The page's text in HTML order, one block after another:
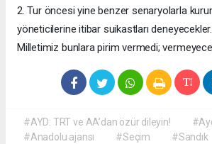
2. Tur öncesi yine benzer senaryolarla
yöneticilerine itibar suikastları deneyecekler.
Milletimiz bunlara pirim vermedi;
#AYD: TRT ve AA’dan özür dileyin!
#Anadolu ajansı
#Seçim #Sandık